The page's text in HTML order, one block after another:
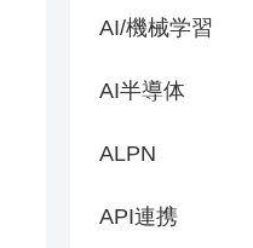
AI/機械学習
AI半導体
ALPN
API連携